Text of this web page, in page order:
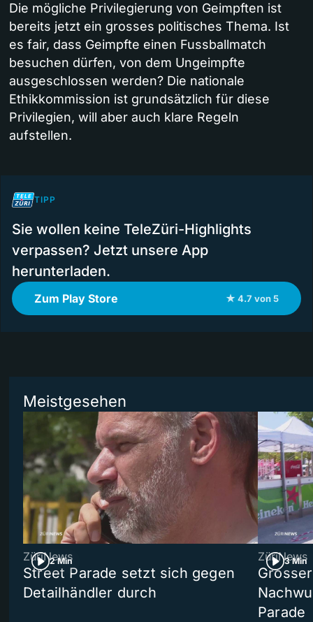
Die mögliche Privilegierung von Geimpften ist
bereits jetzt ein grosses politisches Thema. Ist
es fair, dass Geimpfte einen Fussballmatch
besuchen dürfen, von dem Ungeimpfte
ausgeschlossen werden? Die nationale
Ethikkommission ist grundsätzlich für diese
Privilegien, will aber auch klare Regeln
aufstellen.
TIPP
Sie wollen keine TeleZüri-Highlights
verpassen? Jetzt unsere App
herunterladen.
Zum Play Store ★ 4.7 von 5
Meistgesehen
2 Min
ZüriNews
Street Parade setzt sich gegen
Detailhändler durch
3 Min
ZüriNews
Parade